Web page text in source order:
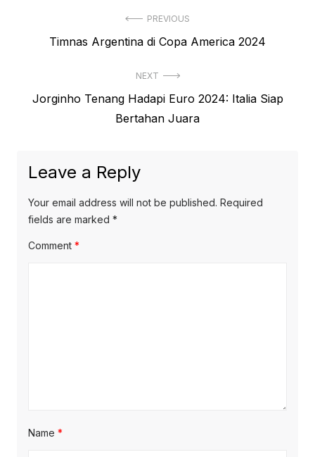
navigation
PREVIOUS
Previous
Timnas Argentina di Copa America 2024
NEXT
Next
Jorginho Tenang Hadapi Euro 2024: Italia Siap
Bertahan Juara
Leave a Reply
Your email address will not be published. Required
fields are marked *
Comment *
Name *